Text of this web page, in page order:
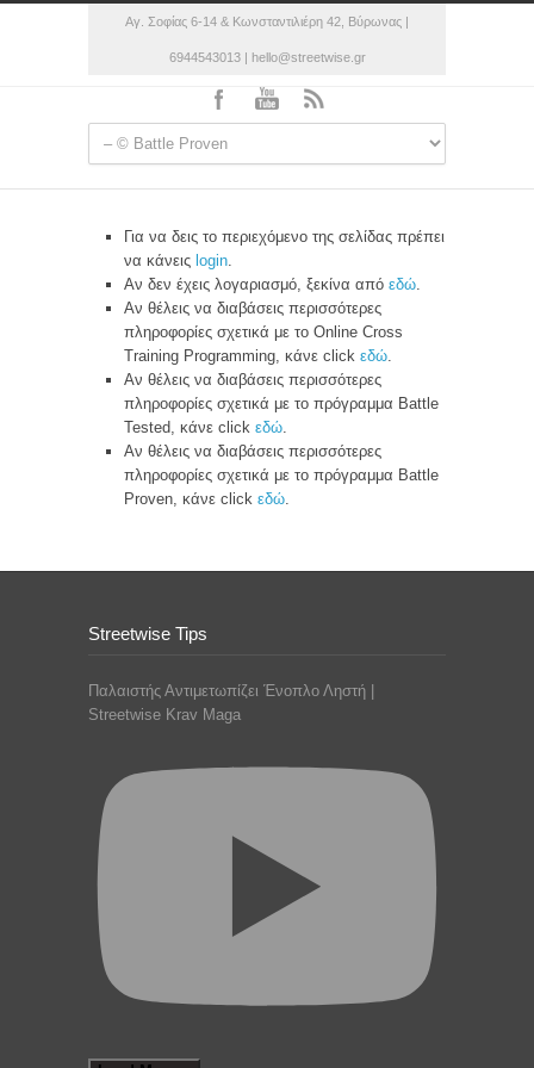
Αγ. Σοφίας 6-14 & Κωνσταντιλιέρη 42, Βύρωνας |
6944543013 | hello@streetwise.gr
Για να δεις το περιεχόμενο της σελίδας πρέπει
να κάνεις login.
Αν δεν έχεις λογαριασμό, ξεκίνα από εδώ.
Αν θέλεις να διαβάσεις περισσότερες
πληροφορίες σχετικά με το Online Cross
Training Programming, κάνε click εδώ.
Αν θέλεις να διαβάσεις περισσότερες
πληροφορίες σχετικά με το πρόγραμμα Battle
Tested, κάνε click εδώ.
Αν θέλεις να διαβάσεις περισσότερες
πληροφορίες σχετικά με το πρόγραμμα Battle
Proven, κάνε click εδώ.
Streetwise Tips
Παλαιστής Αντιμετωπίζει Ένοπλο Ληστή |
Streetwise Krav Maga